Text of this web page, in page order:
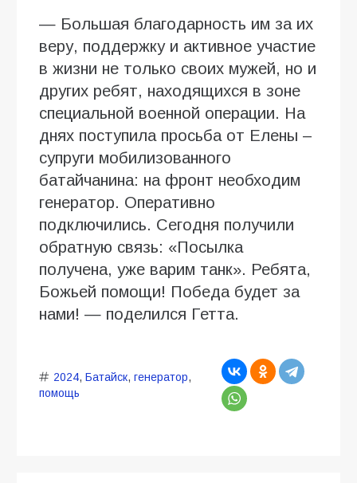
— Большая благодарность им за их
веру, поддержку и активное участие
в жизни не только своих мужей, но и
других ребят, находящихся в зоне
специальной военной операции. На
днях поступила просьба от Елены –
супруги мобилизованного
батайчанина: на фронт необходим
генератор. Оперативно
подключились. Сегодня получили
обратную связь: «Посылка
получена, уже варим танк». Ребята,
Божьей помощи! Победа будет за
нами! — поделился Гетта.
2024, Батайск, генератор,
помощь